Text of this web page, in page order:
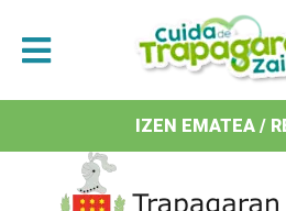
Antolatzaileak /
IZEN EMATEA /